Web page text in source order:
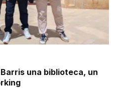
una biblioteca, un